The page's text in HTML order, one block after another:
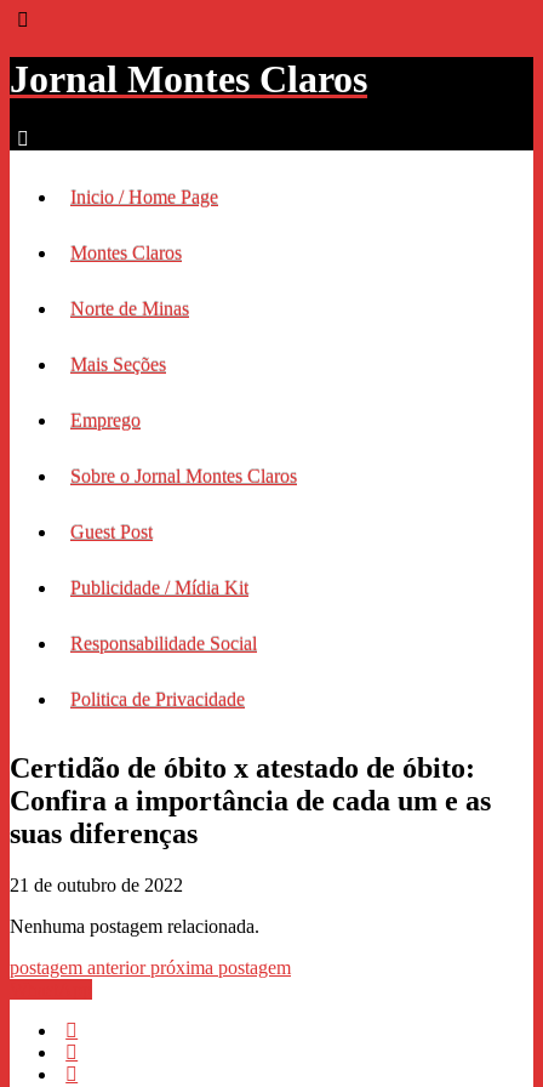
Jornal Montes Claros
Inicio / Home Page
Montes Claros
Norte de Minas
Mais Seções
Emprego
Sobre o Jornal Montes Claros
Guest Post
Publicidade / Mídia Kit
Responsabilidade Social
Politica de Privacidade
Certidão de óbito x atestado de óbito:
Confira a importância de cada um e as
suas diferenças
21 de outubro de 2022
Nenhuma postagem relacionada.
postagem anteriorpróxima postagem